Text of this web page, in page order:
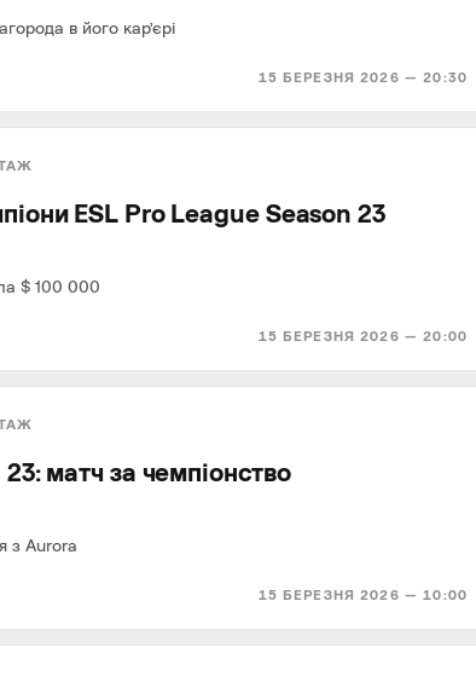
15 БЕРЕЗНЯ 2026 — 20:30
в його кар’єрі
15 БЕРЕЗНЯ 2026 — 20:00
ESL Pro League Season 23
$ 100 000
15 БЕРЕЗНЯ 2026 — 10:00
23: матч за чемпіонство
з Aurora